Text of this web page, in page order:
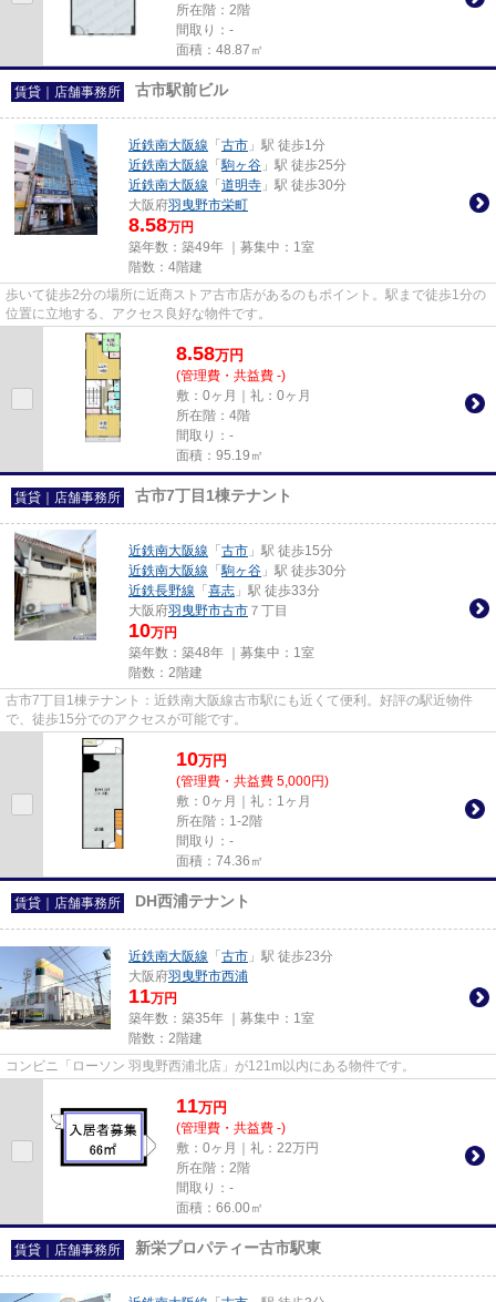
所在階：2階
間取り：-
面積：48.87㎡
賃貸｜店舗事務所 古市駅前ビル
近鉄南大阪線 「 古市 」駅 徒歩1分
近鉄南大阪線 「駒ヶ谷 」駅 徒歩25分
近鉄南大阪線 「 道明寺 」駅 徒歩30分
大阪府羽曳野市栄町
8.58万円
築年数：築49年 ｜募集中： 1室
階数：4階建
歩いて徒歩2分の場所に近商ストア古市店があるのもポイント。駅まで徒歩1分の
位置に立地する、アクセス良好な物件です。
8.58万円
(管理費・共益費 -)
敷：0ヶ月｜礼：0ヶ月
所在階：4階
間取り：-
面積：95.19㎡
賃貸｜店舗事務所 古市7丁目1棟テナント
近鉄南大阪線 「 古市 」駅 徒歩15分
近鉄南大阪線 「駒ヶ谷 」駅 徒歩30分
近鉄長野線 「 喜志 」駅 徒歩33分
大阪府羽曳野市古市 ７丁目
10万円
築年数：築48年 ｜募集中： 1室
階数：2階建
古市7丁目1棟テナント：近鉄南大阪線古市駅にも近くて便利。好評の駅近物件
で、徒歩15分でのアクセスが可能です。
10万円
(管理費・共益費 5,000円)
敷：0ヶ月｜礼：1ヶ月
所在階：1-2階
間取り：-
面積：74.36㎡
賃貸｜店舗事務所 DH西浦テナント
近鉄南大阪線 「 古市 」駅 徒歩23分
大阪府羽曳野市西浦
11万円
築年数：築35年 ｜募集中： 1室
階数：2階建
コンビニ「ローソン 羽曳野西浦北店」が121m以内にある物件です。
11万円
(管理費・共益費 -)
敷：0ヶ月｜礼：22万円
所在階：2階
間取り：-
面積：66.00㎡
賃貸｜店舗事務所 新栄プロパティー古市駅東